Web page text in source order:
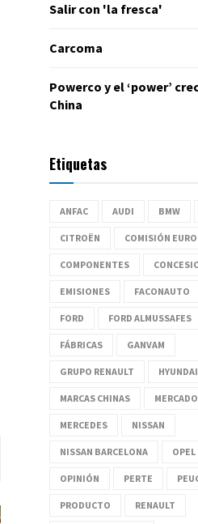
Salir con 'la fresca'
Carcoma
Powerco y el ‘power’
China
Etiquetas
ANFAC AUDI BMW
CITROËN COMISIÓN
COMPONENTES
EMISIONES FACONAUTO
FORD FORD ALMUSSAFES
FÁBRICAS GANVAM
GRUPO RENAULT HYUNDAI
MARCAS CHINAS MERCADO
MERCEDES NISSAN
NISSAN BARCELONA OPEL
OPINIÓN PERTE
PRODUCTO RENAULT